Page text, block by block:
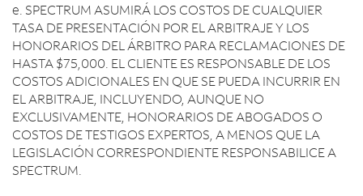
e. SPECTRUM ASUMIRÁ LOS COSTOS DE CUALQUIER
TASA DE PRESENTACIÓN POR EL ARBITRAJE Y LOS
HONORARIOS DEL ÁRBITRO PARA RECLAMACIONES DE
HASTA $75,000. EL CLIENTE ES RESPONSABLE DE LOS
COSTOS ADICIONALES EN QUE SE PUEDA INCURRIR EN
EL ARBITRAJE, INCLUYENDO, AUNQUE NO
EXCLUSIVAMENTE, HONORARIOS DE ABOGADOS O
COSTOS DE TESTIGOS EXPERTOS, A MENOS QUE LA
LEGISLACIÓN CORRESPONDIENTE RESPONSABILICE A
SPECTRUM.